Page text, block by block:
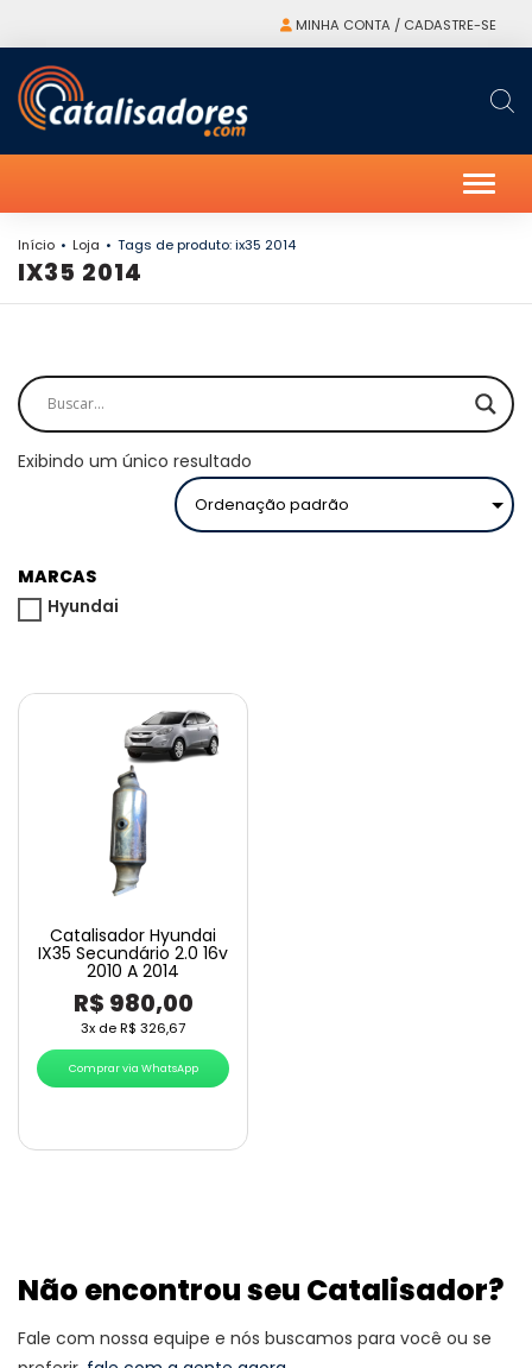
MINHA CONTA / CADASTRE-SE
Início Loja Tags de produto: ix35 2014
IX35 2014
Exibindo um único resultado
MARCAS
Hyundai
Catalisador Hyundai
IX35 Secundário 2.0 16v
2010 A 2014
R$ 980,00
3x deR$ 326,67
Comprar via WhatsApp
Não encontrou seu Catalisador?
Fale com nossa equipe e nós buscamos para você ou se